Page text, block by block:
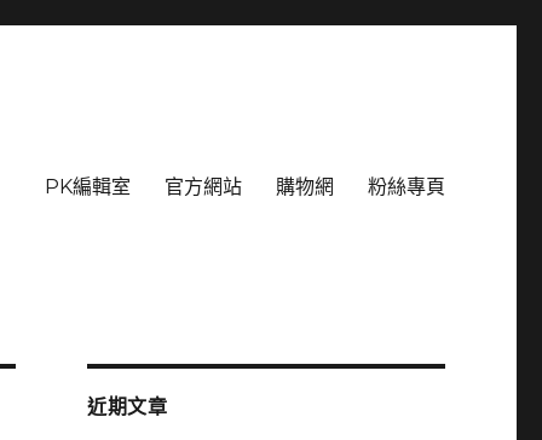
PK編輯室 官方網站 購物網 粉絲專頁
近期文章